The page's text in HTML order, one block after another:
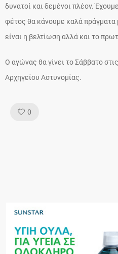
δυνατοί και δεμένοι πλέον.
φέτος θα κάνουμε καλά πράγματα
είναι η βελτίωση αλλά και το
O αγώνας θα γίνει το Σάββατο
Αρχηγείου Αστυνομίας.
0